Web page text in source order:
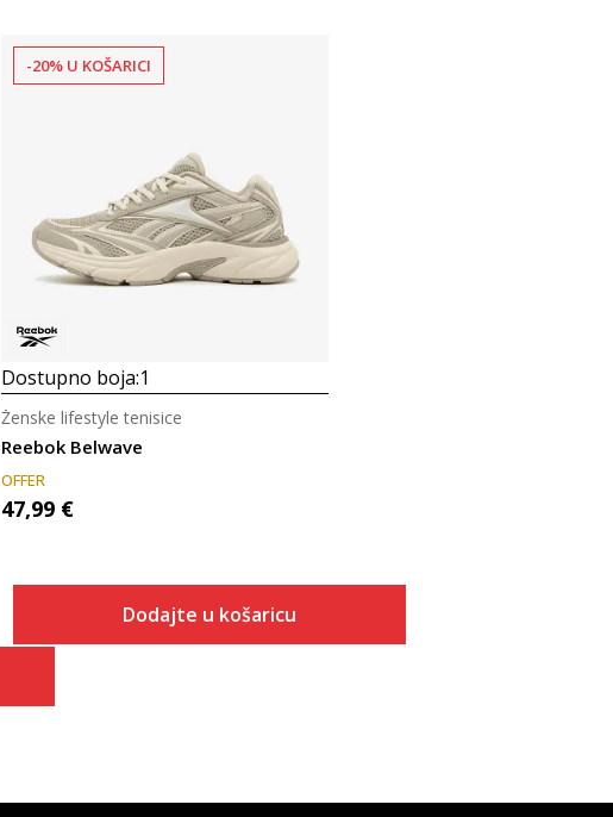
-20% U KOŠARICI
Dostupno boja:1
Reebok Belwave
Ženske lifestyle tenisice
OFFER
47,99 €
Dodajte u košaricu